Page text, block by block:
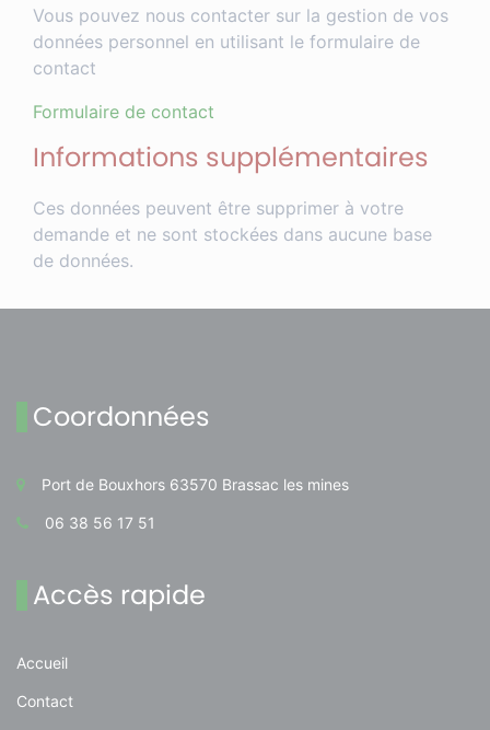
Vous pouvez nous contacter sur la gestion de vos
données personnel en utilisant le formulaire de
contact
Formulaire de contact
Informations supplémentaires
Ces données peuvent être supprimer à votre
demande et ne sont stockées dans aucune base
de données.
Coordonnées
Port de Bouxhors 63570 Brassac les mines
06 38 56 17 51
Accès rapide
Accueil
Contact